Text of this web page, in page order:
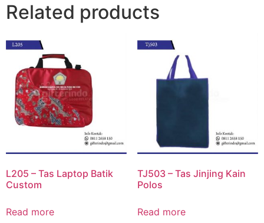
Related products
L205 – Tas Laptop Batik
Custom
Read more
TJ503 – Tas Jinjing Kain
Polos
Read more